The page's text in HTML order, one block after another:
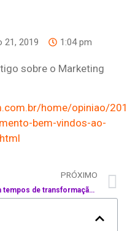
21, 2019 1:04 pm
sobre o Marketing
home/opiniao/
bem-vindos-ao-
PRÓXIMO
Em tempos de transformação, reinvista, não reduza o investimento em Marketing.